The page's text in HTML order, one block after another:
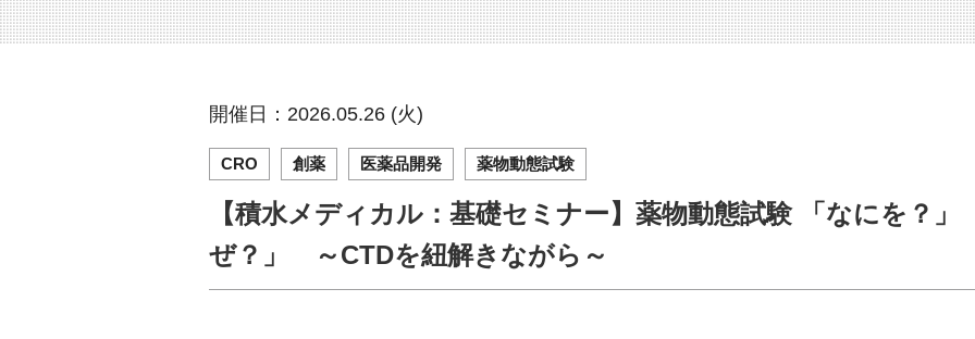
閉じる
LINK-J協賛・協力 出展・参加 LINK-J協賛・協力
連載コラム サポーターコラム 日本
メディア情報 海外関連
協賛・協力
募集
組織概要 パンフレット GTB
開催日：2026.05.26 (火)
CRO 創薬 医薬品開発 薬物動態試験
【積水メディカル：基礎セミナー】薬物動態試験 「なにを？」
ぜ？」 ～CTDを紐解きながら～